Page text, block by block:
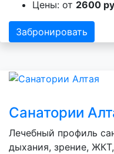
Цены: от 2600
Забронировать
Санатории
Лечебный профиль
дыхания, зрение,